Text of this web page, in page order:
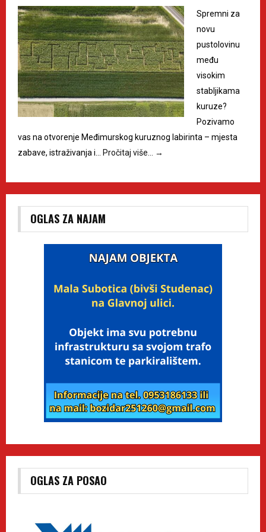
Spremni za
novu
pustolovinu
među
visokim
stabljikama
kuruze?
Pozivamo
vas na otvorenje Međimurskog kuruznog labirinta – mjesta
zabave, istraživanja i…
Pročitaj više… →
OGLAS ZA NAJAM
OGLAS ZA POSAO